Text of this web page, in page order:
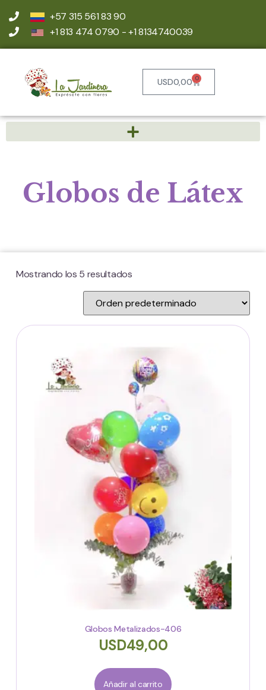
+57 315 561 83 90
+1 813 474 0790 - +1 8134740039
USD0,00 0
Globos de Látex
Mostrando los 5 resultados
Globos Metalizados-406
USD49,00
Añadir al carrito